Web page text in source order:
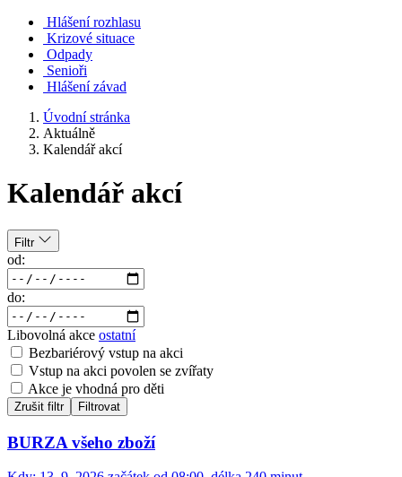
Hlášení rozhlasu
Krizové situace
Odpady
Senioři
Hlášení závad
Úvodní stránka
Aktuálně
Kalendář akcí
Kalendář akcí
Filtr
od:
do:
Libovolná akce ostatní
Bezbariérový vstup na akci
Vstup na akci povolen se zvířaty
Akce je vhodná pro děti
Zrušit filtr Filtrovat
BURZA všeho zboží